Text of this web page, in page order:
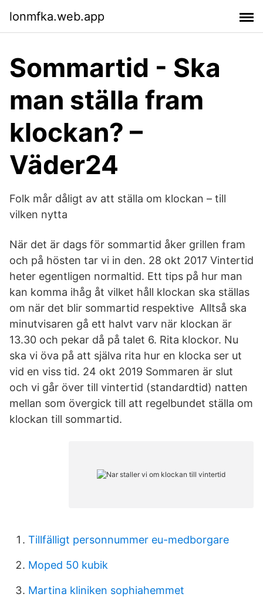
lonmfka.web.app
Sommartid - Ska
man ställa fram
klockan? –
Väder24
Folk mår dåligt av att ställa om klockan – till
vilken nytta
När det är dags för sommartid åker grillen fram
och på hösten tar vi in den. 28 okt 2017 Vintertid
heter egentligen normaltid. Ett tips på hur man
kan komma ihåg åt vilket håll klockan ska ställas
om när det blir sommartid respektive Alltså ska
minutvisaren gå ett halvt varv när klockan är
13.30 och pekar då på talet 6. Rita klockor. Nu
ska vi öva på att själva rita hur en klocka ser ut
vid en viss tid. 24 okt 2019 Sommaren är slut
och vi går över till vintertid (standardtid) natten
mellan som övergick till att regelbundet ställa om
klockan till sommartid.
Tillfälligt personnummer eu-medborgare
Moped 50 kubik
Martina kliniken sophiahemmet